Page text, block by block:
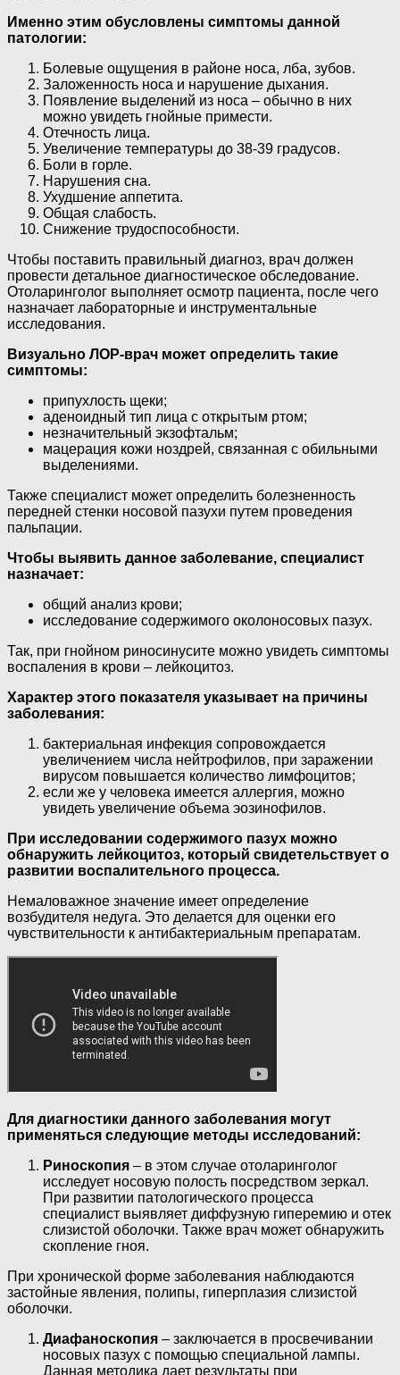
Именно этим обусловлены симптомы данной
патологии:
Болевые ощущения в районе носа, лба, зубов.
Заложенность носа и нарушение дыхания.
Появление выделений из носа – обычно в них
можно увидеть гнойные примести.
Отечность лица.
Увеличение температуры до 38-39 градусов.
Боли в горле.
Нарушения сна.
Ухудшение аппетита.
Общая слабость.
Снижение трудоспособности.
Чтобы поставить правильный диагноз, врач должен
провести детальное диагностическое обследование.
Отоларинголог выполняет осмотр пациента, после чего
назначает лабораторные и инструментальные
исследования.
Визуально ЛОР-врач может определить такие
симптомы:
припухлость щеки;
аденоидный тип лица с открытым ртом;
незначительный экзофтальм;
мацерация кожи ноздрей, связанная с обильными
выделениями.
Также специалист может определить болезненность
передней стенки носовой пазухи путем проведения
пальпации.
Чтобы выявить данное заболевание, специалист
назначает:
общий анализ крови;
исследование содержимого околоносовых пазух.
Так, при гнойном риносинусите можно увидеть симптомы
воспаления в крови – лейкоцитоз.
Характер этого показателя указывает на причины
заболевания:
бактериальная инфекция сопровождается
увеличением числа нейтрофилов, при заражении
вирусом повышается количество лимфоцитов;
если же у человека имеется аллергия, можно
увидеть увеличение объема эозинофилов.
При исследовании содержимого пазух можно
обнаружить лейкоцитоз, который свидетельствует о
развитии воспалительного процесса.
Немаловажное значение имеет определение
возбудителя недуга. Это делается для оценки его
чувствительности к антибактериальным препаратам.
Для диагностики данного заболевания могут
применяться следующие методы исследований:
Риноскопия – в этом случае отоларинголог
исследует носовую полость посредством зеркал.
При развитии патологического процесса
специалист выявляет диффузную гиперемию и отек
слизистой оболочки. Также врач может обнаружить
скопление гноя.
При хронической форме заболевания наблюдаются
застойные явления, полипы, гиперплазия слизистой
оболочки.
Диафаноскопия – заключается в просвечивании
носовых пазух с помощью специальной лампы.
Данная методика дает результаты при